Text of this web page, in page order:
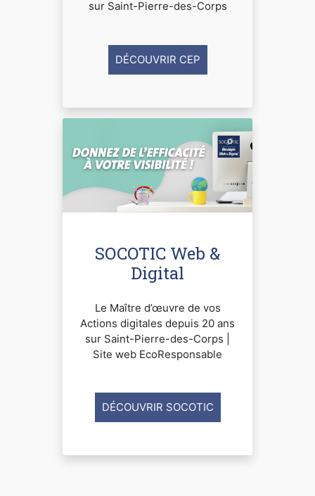
sur Saint-Pierre-des-Corps
DÉCOUVRIR CEP
SOCOTIC Web &
Digital
Le Maître d’œuvre de vos
Actions digitales depuis 20 ans
sur Saint-Pierre-des-Corps |
Site web EcoResponsable
DÉCOUVRIR SOCOTIC